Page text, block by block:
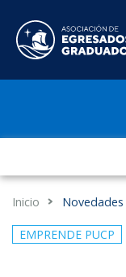
Inicio
EMPRENDE PUCP